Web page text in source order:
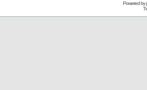
Powered by